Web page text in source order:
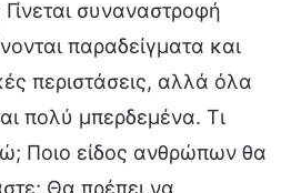
συναναστροφή
παραδείγματα και
περιστάσεις, αλλά όλα
πολύ μπερδεμένα. Τι
Ποιο είδος ανθρώπων θα
Θα πρέπει να